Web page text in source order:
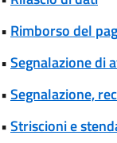
• Rimborso del
•Segnalazione di
•Segnalazione,
•Striscioni e